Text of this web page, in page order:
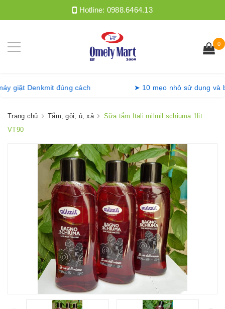
Hotline: 0988.6464.13
0
máy giặt Denkmit đúng cách ➤ 10 mẹo nhỏ sử
Trang chủ Tắm, gội, ủ, xả
Sữa tắm Itali milmil schiuma 1lit
VT90